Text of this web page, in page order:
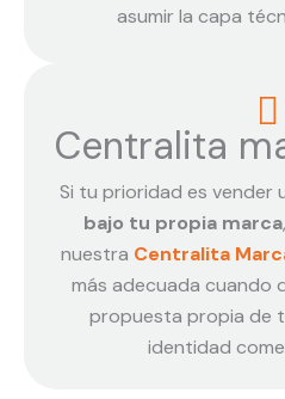
asumir la capa
Centralita
Si tu prioridad es vender
bajo tu propia marca
nuestra Centralita
más adecuada cuando
propuesta propia de
identidad